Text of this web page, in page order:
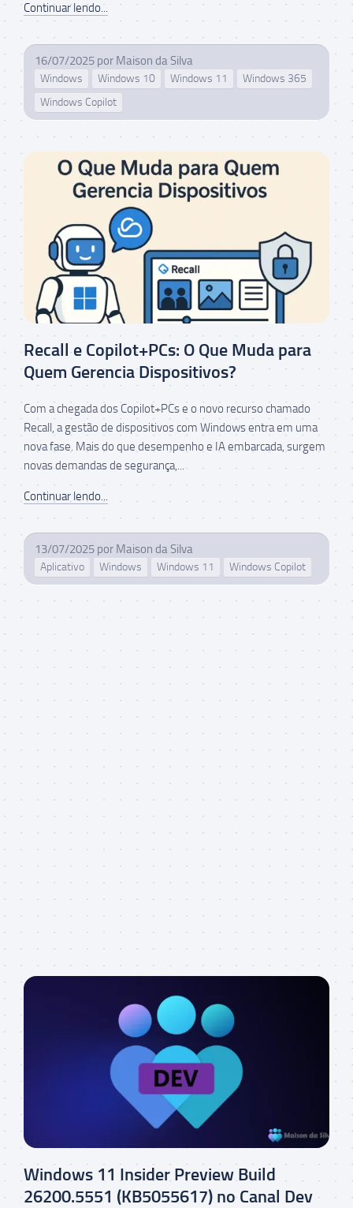
Continuar lendo...
16/07/2025 por Maison da Silva
Windows Windows 10 Windows 11
Windows 365
Windows Copilot
Recall e Copilot+PCs: O Que Muda para
Quem Gerencia Dispositivos?
Com a chegada dos Copilot+PCs e o novo recurso chamado
Recall, a gestão de dispositivos com Windows entra em uma
nova fase. Mais do que desempenho e IA embarcada, surgem
novas demandas de segurança,...
Continuar lendo...
13/07/2025 por Maison da Silva
Aplicativo Windows Windows 11 Windows Copilot
Windows 11 Insider Preview Build
26200.5551 (KB5055617) no Canal Dev